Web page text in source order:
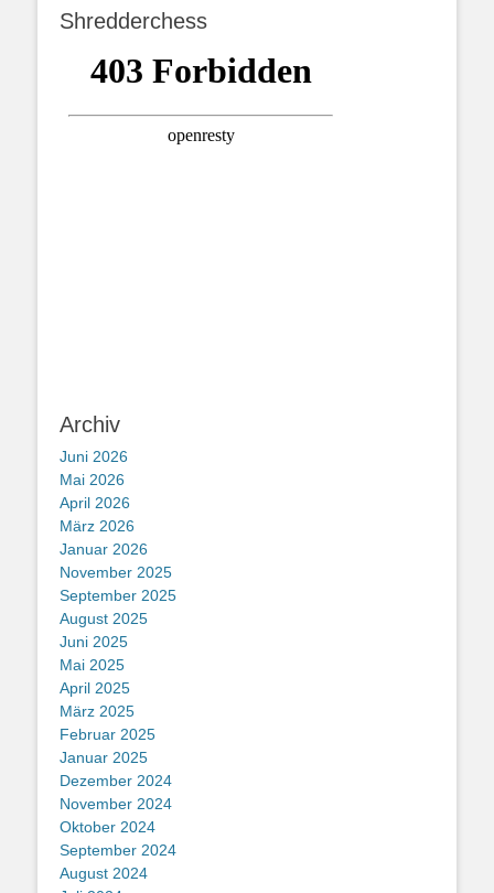
Shredderchess
Archiv
Juni 2026
Mai 2026
April 2026
März 2026
Januar 2026
November 2025
September 2025
August 2025
Juni 2025
Mai 2025
April 2025
März 2025
Februar 2025
Januar 2025
Dezember 2024
November 2024
Oktober 2024
September 2024
August 2024